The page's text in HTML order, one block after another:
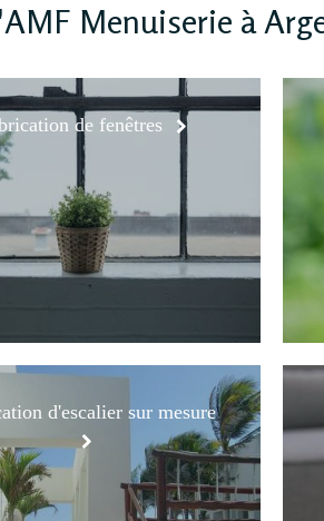
Menuiserie à
de fenêtres
d'escalier sur mesure